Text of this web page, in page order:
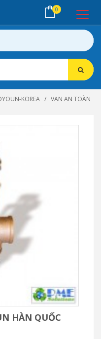
0
KOREA VAN AN TOÀN
HÀN QUỐC